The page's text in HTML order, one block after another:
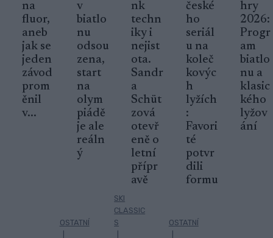
na
fluor,
aneb
jak se
jeden
závod
prom
ěnil
v...
v
biatlo
nu
odsou
zena,
start
na
olym
piádě
je ale
reáln
ý
OSTATNÍ
nk
techn
iky i
nejist
ota.
Sandr
a
Schüt
zová
otevř
eně o
letní
přípr
avě
SKI
CLASSIC
S
české
ho
seriál
u na
koleč
kovýc
h
lyžích
:
Favori
té
potvr
dili
formu
OSTATNÍ
hry
2026:
Progr
am
biatlo
nu a
klasic
kého
lyžov
ání